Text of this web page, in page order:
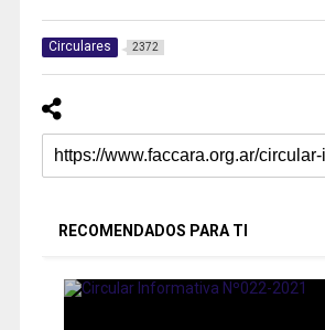
Circulares 2372
RECOMENDADOS PARA TI